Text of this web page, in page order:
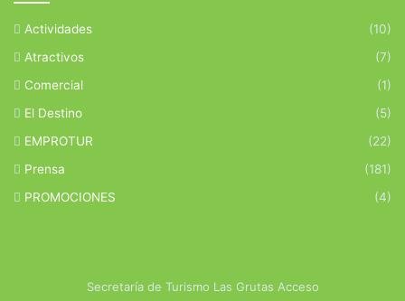
Actividades
(10)
Atractivos
(7)
Comercial
(1)
El Destino
(5)
EMPROTUR
(22)
Prensa
(181)
PROMOCIONES
(4)
Secretaría de Turismo Las Grutas Acceso